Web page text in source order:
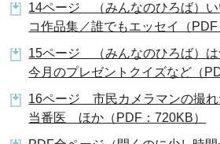
14ページ （みんなのひろば）い
コ作品集／誰でもエッセイ（PDF
15ページ （みんなのひろば）は
今月のプレゼントクイズなど（
16ページ 市民カメラマンの撮れ
当番医 ほか（PDF：720KB）